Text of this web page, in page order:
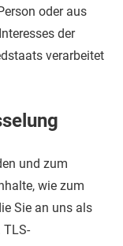
oder aus
der
verarbeitet
und zum
wie zum
Sie an uns als
TLS-